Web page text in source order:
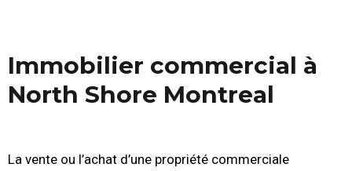
Immobilier commercial à
North Shore Montreal
La vente ou l’achat d’une propriété commerciale